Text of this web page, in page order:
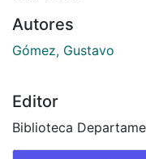
Autores
Gómez, Gustavo
Editor
Biblioteca